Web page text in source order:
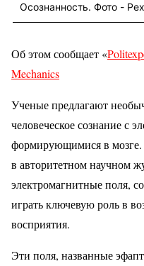
Осознанность. Фото -
Об этом сообщает «
Mechanics
Ученые предлагают
человеческое сознание с
формирующимися в мозге.
в авторитетном научном
электромагнитные поля,
играть ключевую роль в
восприятия.
Эти поля, названные